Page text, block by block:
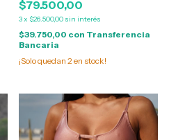
$79.500,00
3x $26.500,00 sin interés
$39.750,00 con Transferencia
Bancaria
¡Solo quedan 2en stock!